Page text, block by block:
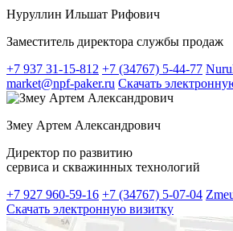
Нуруллин Ильшат Рифович
Заместитель директора службы продаж
+7 937 31-15-812 +7 (34767) 5-44-77
market@npf-paker.ru Скачать
Змеу Артем Александрович
Директор по развитию
сервиса и скважинных технологий
+7 927 960-59-16 +7 (34767) 5-07-04
Скачать электронную визитку